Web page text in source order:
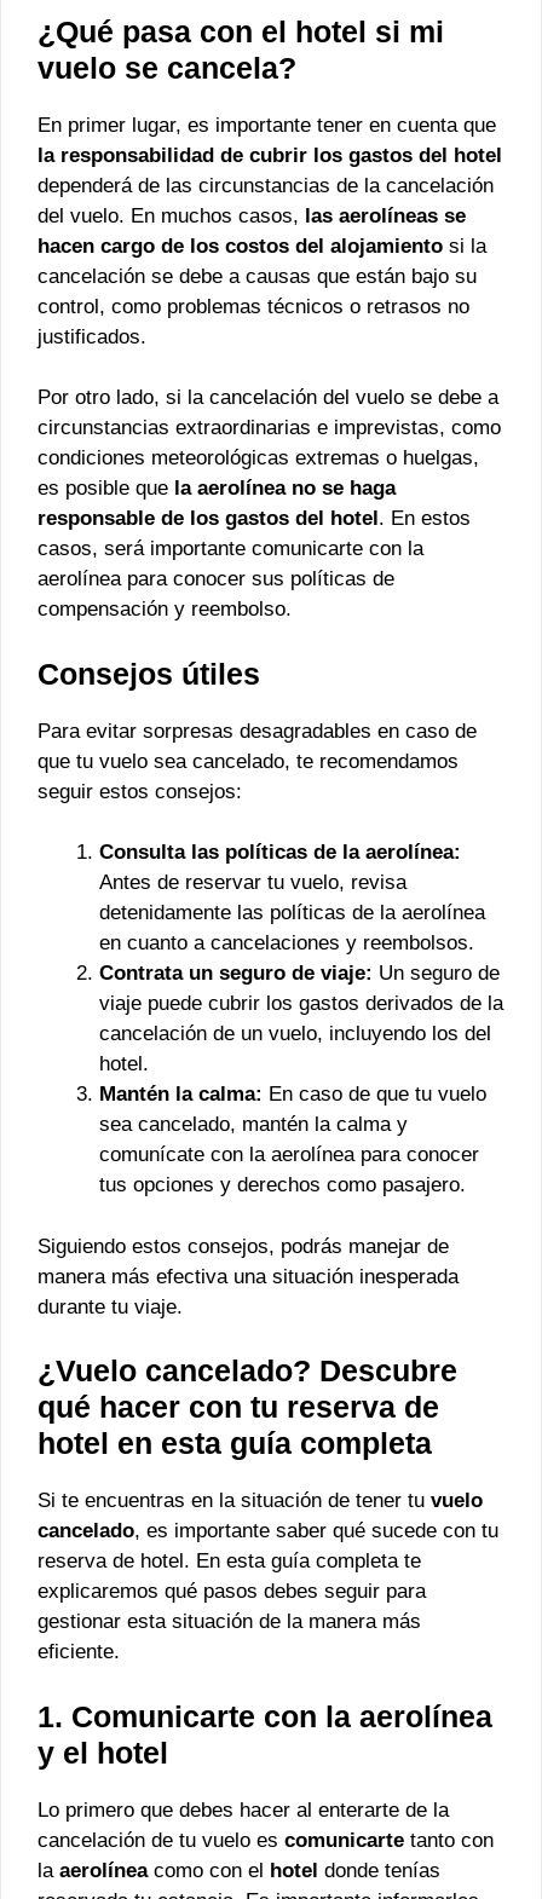
¿Qué pasa con el hotel si mi
vuelo se cancela?
En primer lugar, es importante tener en cuenta que
la responsabilidad de cubrir los gastos del hotel
dependerá de las circunstancias de la cancelación
del vuelo. En muchos casos, las aerolíneas se
hacen cargo de los costos del alojamiento si la
cancelación se debe a causas que están bajo su
control, como problemas técnicos o retrasos no
justificados.
Por otro lado, si la cancelación del vuelo se debe a
circunstancias extraordinarias e imprevistas, como
condiciones meteorológicas extremas o huelgas,
es posible que la aerolínea no se haga
responsable de los gastos del hotel. En estos
casos, será importante comunicarte con la
aerolínea para conocer sus políticas de
compensación y reembolso.
Consejos útiles
Para evitar sorpresas desagradables en caso de
que tu vuelo sea cancelado, te recomendamos
seguir estos consejos:
Consulta las políticas de la aerolínea:
Antes de reservar tu vuelo, revisa
detenidamente las políticas de la aerolínea
en cuanto a cancelaciones y reembolsos.
Contrata un seguro de viaje: Un seguro de
viaje puede cubrir los gastos derivados de la
cancelación de un vuelo, incluyendo los del
hotel.
Mantén la calma: En caso de que tu vuelo
sea cancelado, mantén la calma y
comunícate con la aerolínea para conocer
tus opciones y derechos como pasajero.
Siguiendo estos consejos, podrás manejar de
manera más efectiva una situación inesperada
durante tu viaje.
¿Vuelo cancelado? Descubre
qué hacer con tu reserva de
hotel en esta guía completa
Si te encuentras en la situación de tener tu vuelo
cancelado, es importante saber qué sucede con tu
reserva de hotel. En esta guía completa te
explicaremos qué pasos debes seguir para
gestionar esta situación de la manera más
eficiente.
1. Comunicarte con la aerolínea
y el hotel
Lo primero que debes hacer al enterarte de la
cancelación de tu vuelo es comunicarte tanto con
la aerolíneacomo con el hotel donde tenías